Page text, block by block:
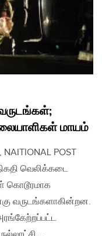
மாயம்
NAITIONAL POST
வெலிக்கடை
கொடூரமாக
வருடங்களாகின்றன.